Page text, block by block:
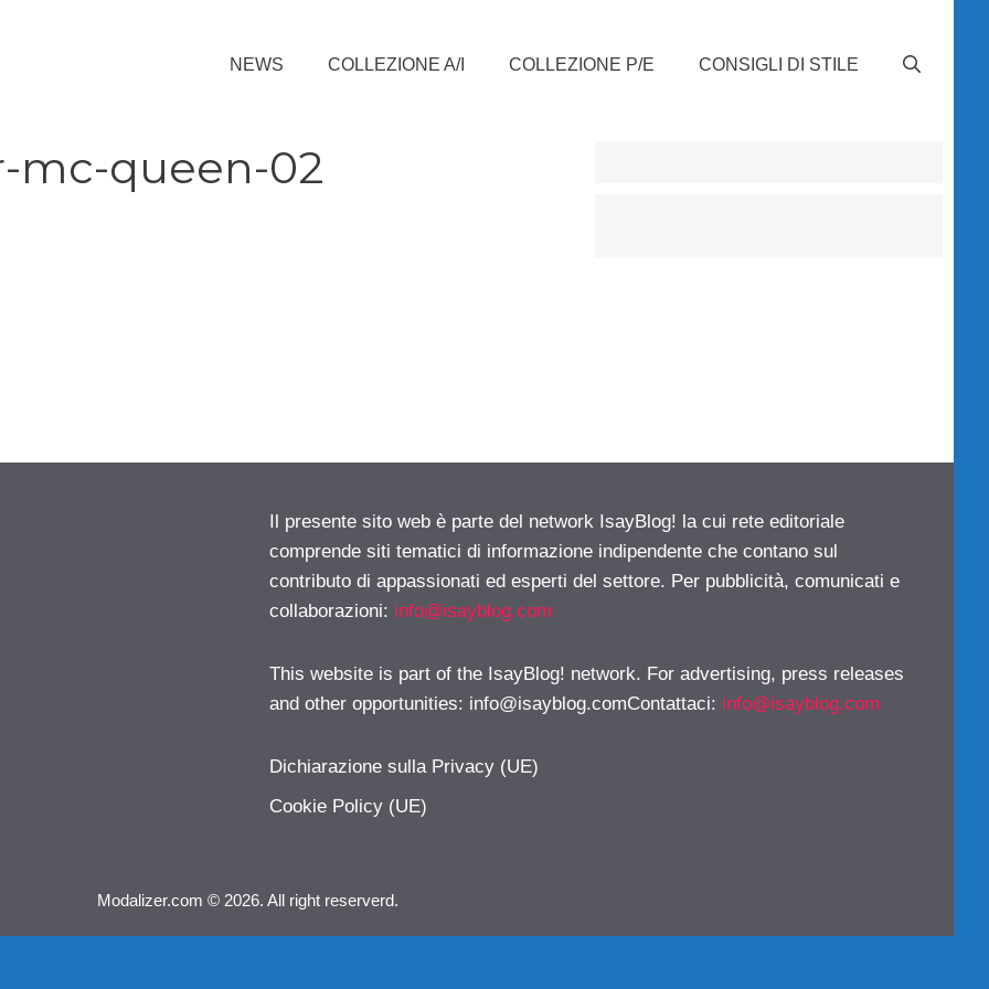
NEWS COLLEZIONE A/I COLLEZIONE P/E CONSIGLI DI STILE
mc-queen-02
Il presente sito web è parte del network IsayBlog! la cui rete editoriale
comprende siti tematici di informazione indipendente che contano sul
contributo di appassionati ed esperti del settore. Per pubblicità, comunicati e
collaborazioni: info@isayblog.com
This website is part of the IsayBlog! network. For advertising, press releases
and other opportunities: info@isayblog.comContattaci: info@isayblog.com
Dichiarazione sulla Privacy (UE)
Cookie Policy (UE)
Modalizer.com © 2026. All right reserverd.